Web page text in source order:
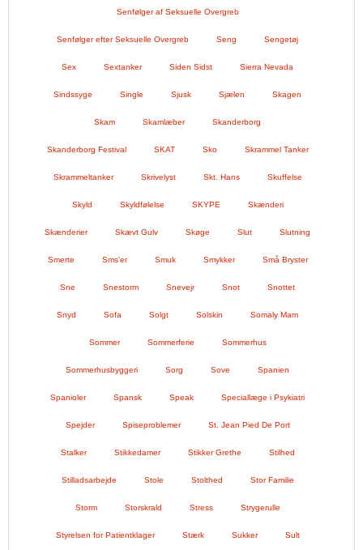
Senfølger af Seksuelle Overgreb
Senfølger efter Seksuelle Overgreb Seng Sengetøj
Sex Sextanker Siden Sidst Sierra Nevada
Sindssyge Single Sjusk Sjælen Skagen
Skam Skamlæber Skanderborg
Skanderborg Festival SKAT Sko Skrammel Tanker
Skrammeltanker Skrivelyst Skt. Hans Skuffelse
Skyld Skyldfølelse SKYPE Skænderi
Skænderier Skævt Gulv Skøge Slut Slutning
Smerte Sms'er Smuk Smykker Små Bryster
Sne Snestorm Snevejr Snot Snottet
Snyd Sofa Solgt Solskin Somaly Mam
Sommer Sommerferie Sommerhus
Sommerhusbyggeri Sorg Sove Spanien
Spanioler Spansk Speak Speciallæge i Psykiatri
Spejder Spiseproblemer St. Jean Pied De Port
Stalker Stikkedamer Stikker Grethe Stilhed
Stilladsarbejde Stole Stolthed Stor Familie
Storm Storskrald Stress Strygerulle
Styrelsen for Patientklager Stærk Sukker Sult